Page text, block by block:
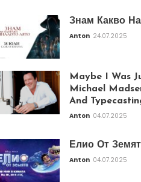
Знам Какво
Anton 24.07.2025
Maybe I Was
Michael
And
Anton 04.07.2025
Елио От
Anton 04.07.2025